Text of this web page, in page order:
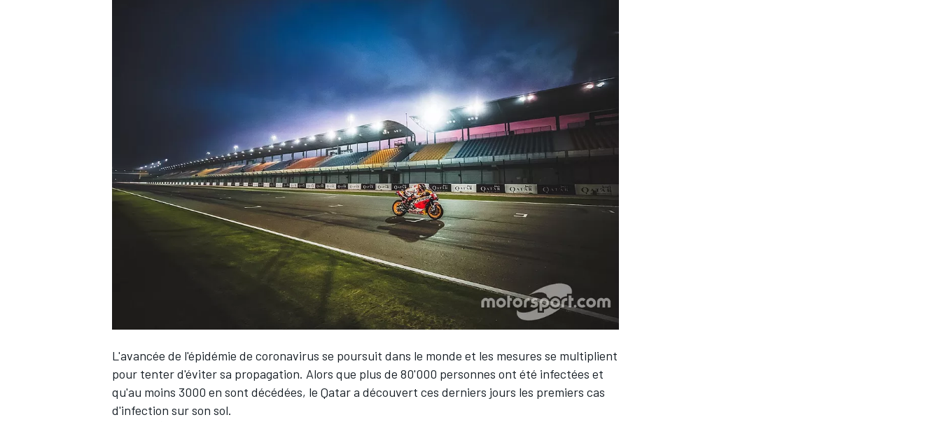
L'avancée de l'épidémie de coronavirus se poursuit dans le monde et les mesures se multiplient
pour tenter d'éviter sa propagation. Alors que plus de 80'000 personnes ont été infectées et
qu'au moins 3000 en sont décédées, le Qatar a découvert ces derniers jours les premiers cas
d'infection sur son sol.